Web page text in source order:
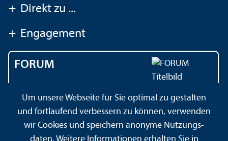
+ Direkt zu ...
+ Engagement
FORUM
Universität Mannheim
Um unsere Webseite für Sie optimal zu gestalten
und fortlaufend verbessern zu können, verwenden
wir Cookies und speichern anonyme Nutzungs­